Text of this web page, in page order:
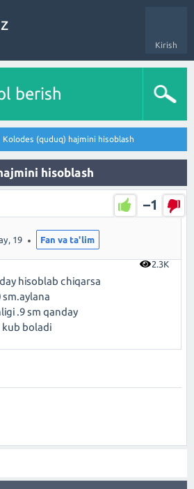
Kirish
berish
Kolodes (quduq) hajmini hisoblash
hisoblash
–1
2.3K
19 Fan va ta'lim
hisoblab chiqarsa
.9 sm qanday
kub boladi